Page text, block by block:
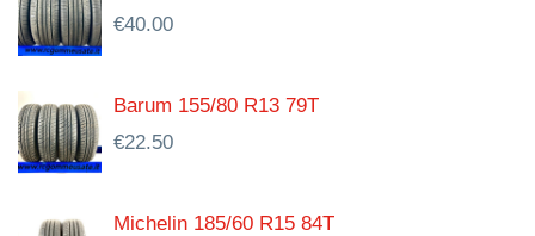
€40.00
Barum 155/80 R13 79T
€22.50
Michelin 185/60 R15 84T